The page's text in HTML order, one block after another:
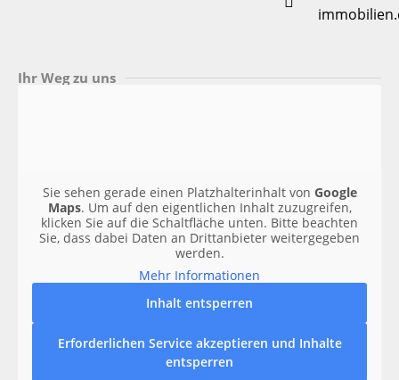
Ihr Weg zu uns
Sie sehen gerade einen Platzhalterinhalt von Google
Maps. Um auf den eigentlichen Inhalt zuzugreifen,
klicken Sie auf die Schaltfläche unten. Bitte beachten
Sie, dass dabei Daten an Drittanbieter weitergegeben
werden.
Mehr Informationen
Inhalt entsperren
Erforderlichen Service akzeptieren und Inhalte
entsperren